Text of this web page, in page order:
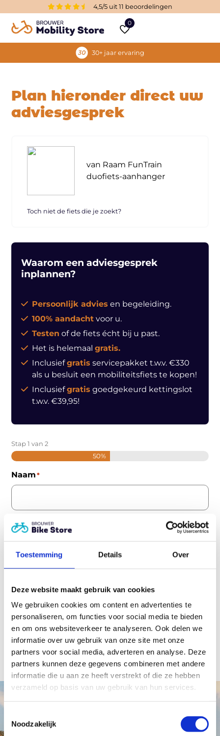
Toestemming Details Over
Deze website maakt gebruik van cookies
We gebruiken cookies om content en advertenties te
personaliseren, om functies voor social media te bieden
en om ons websiteverkeer te analyseren. Ook delen we
informatie over uw gebruik van onze site met onze
partners voor social media, adverteren en analyse. Deze
partners kunnen deze gegevens combineren met andere
informatie die u aan ze heeft verstrekt of die ze hebben
verzameld op basis van uw gebruik van hun services.
Noodzakelijk
4,5/5 uit 11 beoordelingen
0
30+ jaar ervaring
Plan hieronder direct uw
adviesgesprek
van Raam FunTrain
duofiets-aanhanger
Toch niet de fiets die je zoekt?
Waarom een adviesgesprek
inplannen?
Persoonlijk advies en begeleiding.
100% aandacht voor u.
Testen of de fiets écht bij u past.
Het is helemaalgratis.
Inclusiefgratis servicepakket t.w.v. €330
als u besluit een mobiliteitsfiets te kopen!
Inclusiefgratis goedgekeurd kettingslot
t.w.v. €39,95!
Stap1 van2
50%
Naam*
E-mailadres